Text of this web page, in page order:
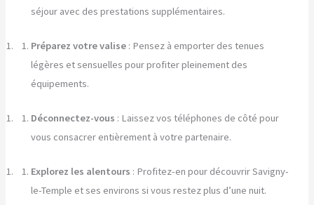
séjour avec des prestations supplémentaires.
Préparez votre valise : Pensez à emporter des tenues
légères et sensuelles pour profiter pleinement des
équipements.
Déconnectez-vous : Laissez vos téléphones de côté pour
vous consacrer entièrement à votre partenaire.
Explorez les alentours : Profitez-en pour découvrir Savigny-
le-Temple et ses environs si vous restez plus d’une nuit.